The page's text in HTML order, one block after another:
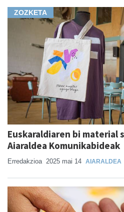
ZOZKETA
Euskaraldiaren bi material
Aiaraldea Komunikabideak
Erredakzioa 2025 mai 14 AIARALDEA